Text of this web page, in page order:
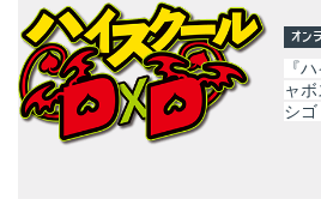
オン
『
ャ
シゴ